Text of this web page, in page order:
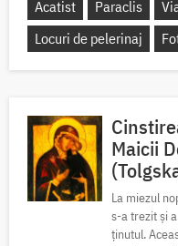
Acatist Paraclis
Locuri de pelerinaj
Maicii
La miezul
s-a trezit și
ținutul.